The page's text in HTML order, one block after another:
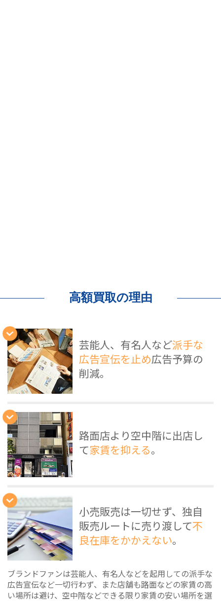
高額買取の理由
芸能人、有名人など派手な
広告宣伝を止め広告予算の
削減。
路面店より空中階に出店し
て家賃を抑える。
小売販売は一切せず、独自
販売ルートに売り渡して不
良在庫をかかえない。
ブランドファンは芸能人、有名人などを起用しての派手な
広告宣伝など一切行わず、また店舗も路面などの家賃の高
い場所は避け、空中階などできる限り家賃の安い場所を選